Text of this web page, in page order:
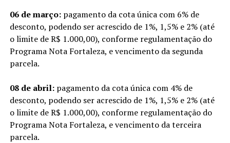
06 de março:pagamento da cota única com 6% de
desconto, podendo ser acrescido de 1%, 1,5% e 2% (até
o limite de R$ 1.000,00), conforme regulamentação do
Programa Nota Fortaleza, e vencimento da segunda
parcela.
08 de abril: pagamento da cota única com 4% de
desconto, podendo ser acrescido de 1%, 1,5% e 2% (até
o limite de R$ 1.000,00), conforme regulamentação do
Programa Nota Fortaleza, e vencimento da terceira
parcela.